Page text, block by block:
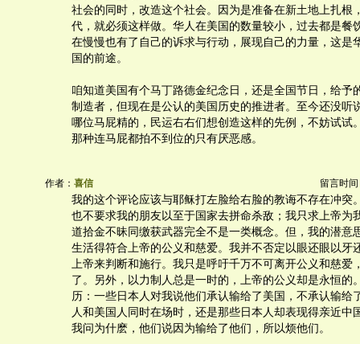
社会的同时，改造这个社会。因为是准备在新土地上扎根
代，就必须这样做。华人在美国的数量较小，过去都是餐
在慢慢也有了自己的诉求与行动，展现自己的力量，这是
国的前途。
咱知道美国有个马丁路德金纪念日，还是全国节日，给予
制造者，但现在是公认的美国历史的推进者。至今还没听
哪位马屁精的，民运右右们想创造这样的先例，不妨试试
那种连马屁都拍不到位的只有厌恶感。
作者： 喜信 留言时间
我的这个评论应该与耶稣打左脸给右脸的教诲不存在冲突
也不要求我的朋友以至于国家去拼命杀敌；我只求上帝为
道拾金不昧同缴获武器完全不是一类概念。但，我的潜意
生活得符合上帝的公义和慈爱。我并不否定以眼还眼以牙
上帝来判断和施行。我只是呼吁千万不可离开公义和慈爱
了。另外，以力制人总是一时的，上帝的公义却是永恒的
历：一些日本人对我说他们承认输给了美国，不承认输给
人和美国人同时在场时，还是那些日本人却表现得亲近中
我问为什麽，他们说因为输给了他们，所以烦他们。